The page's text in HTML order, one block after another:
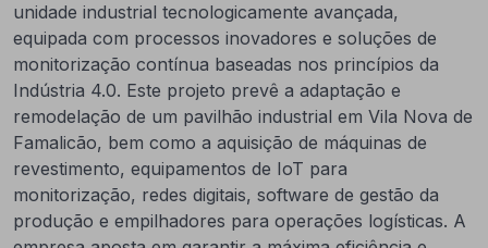
unidade industrial tecnologicamente avançada,
equipada com processos inovadores e soluções de
monitorização contínua baseadas nos princípios da
Indústria 4.0. Este projeto prevê a adaptação e
remodelação de um pavilhão industrial em Vila Nova de
Famalicão, bem como a aquisição de máquinas de
revestimento, equipamentos de IoT para
monitorização, redes digitais, software de gestão da
produção e empilhadores para operações logísticas. A